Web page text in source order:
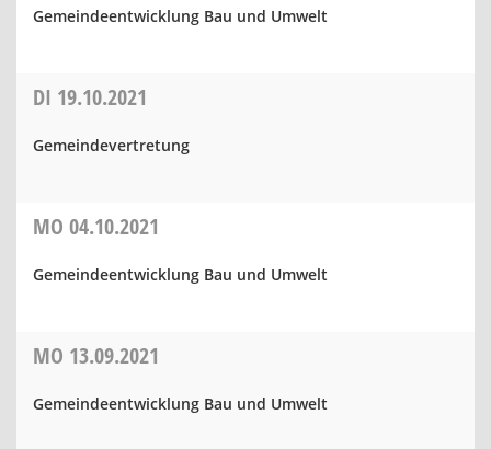
Gemeindeentwicklung Bau und Umwelt
DI 19.10.2021
Gemeindevertretung
MO 04.10.2021
Gemeindeentwicklung Bau und Umwelt
MO 13.09.2021
Gemeindeentwicklung Bau und Umwelt